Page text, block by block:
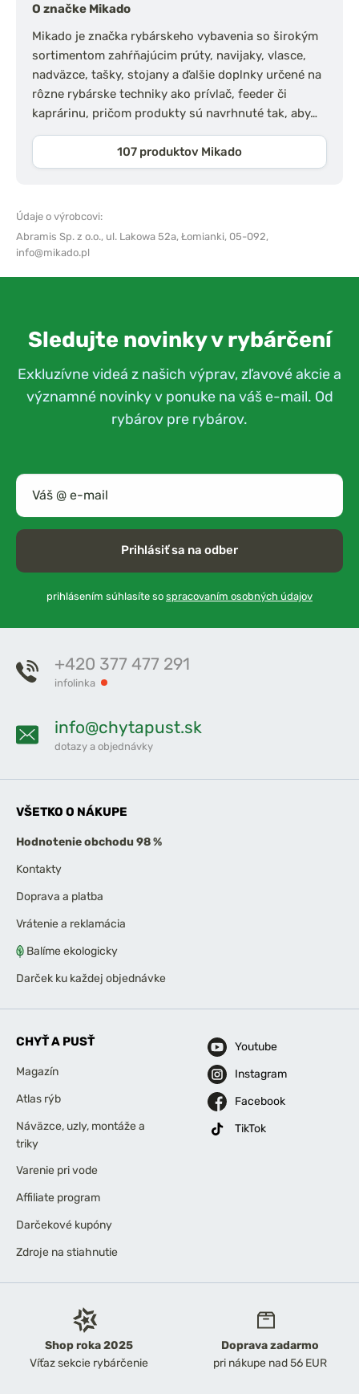
O značke Mikado
Mikado je značka rybárskeho vybavenia so širokým
sortimentom zahŕňajúcim prúty, navijaky, vlasce,
nadväzce, tašky, stojany a ďalšie doplnky určené na
rôzne rybárske techniky ako prívlač, feeder či
kaprárinu, pričom produkty sú navrhnuté tak, aby…
107 produktov Mikado
Údaje o výrobcovi:
Abramis Sp. z o.o., ul. Lakowa 52a, Łomianki, 05-092,
info@mikado.pl
Sledujte novinky v rybárčení
Exkluzívne videá z našich výprav, zľavové akcie a
významné novinky v ponuke na váš e-mail. Od
rybárov pre rybárov.
Prihlásiť sa na odber
prihlásením súhlasíte so spracovaním osobných údajov
Shop roka 2025
Víťaz sekcie rybárčenie
Doprava zadarmo
pri nákupe nad 56 EUR
+420 377 477 291
infolinka
info@chytapust.sk
dotazy a objednávky
VŠETKO O NÁKUPE
Hodnotenie obchodu 98 %
Kontakty
Doprava a platba
Vrátenie a reklamácia
Balíme ekologicky
Darček ku každej objednávke
CHYŤ A PUSŤ
Magazín
Atlas rýb
Náväzce, uzly, montáže a
triky
Varenie pri vode
Affiliate program
Darčekové kupóny
Zdroje na stiahnutie
Youtube
Instagram
Facebook
TikTok